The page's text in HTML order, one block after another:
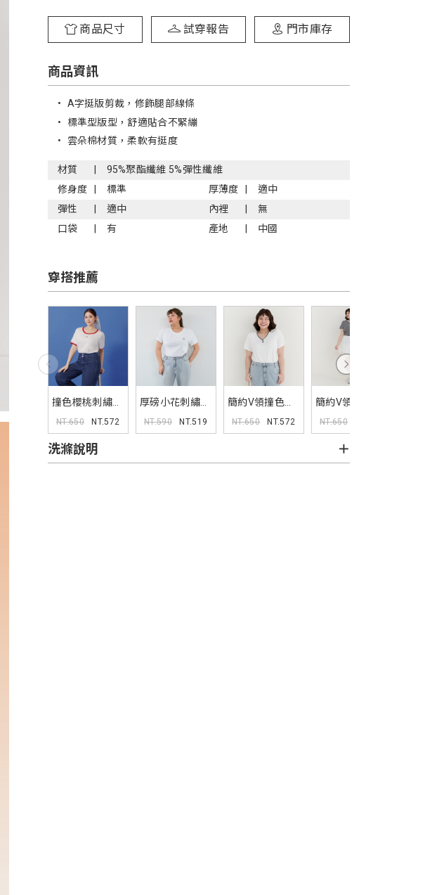
商品尺寸 試穿報告 門市庫存
商品資訊
• A字挺版剪裁，修飾腿部線條
• 標準型版型，舒適貼合不緊繃
• 雲朵棉材質，柔軟有挺度
材質
95%聚酯纖維 5%彈性纖維
修身度
標準 厚薄度
適中
彈性
適中 內裡
無
口袋
有 產地 中國
穿搭推薦
撞色櫻桃刺繡多
色圓領TEE
NT.650 NT.572
厚磅小花刺繡圓
領TEE
NT.590 NT.519
簡約V領撞色坑
條TEE
NT.650 NT.572
簡約V領撞色坑
條TEE
NT.650
洗滌說明